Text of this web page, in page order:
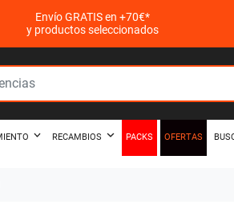
Envío GRATIS en +70€*
y productos seleccionados
RECAMBIOS PACKS OFERTAS